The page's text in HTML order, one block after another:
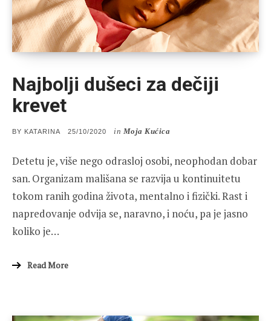
Najbolji dušeci za dečiji
krevet
BY KATARINA
POSTED
25/10/2020 in Moja Kućica
Detetu je, više nego odrasloj osobi, neophodan dobar
san. Organizam mališana se razvija u kontinuitetu
tokom ranih godina života, mentalno i fizički. Rast i
napredovanje odvija se, naravno, i noću, pa je jasno
koliko je…
Read More